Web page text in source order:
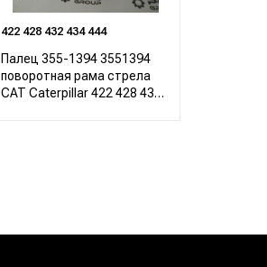
422 428 432 434 444
Палец 355-1394 3551394
поворотная рама стрела
CAT Caterpillar 422 428 432